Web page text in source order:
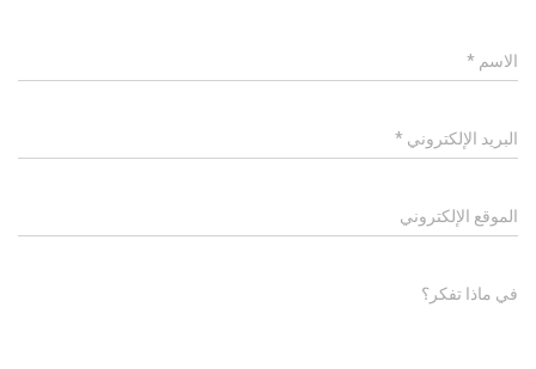
الاسم *
البريد الإلكتروني *
الموقع الإلكتروني
في ماذا تفكر؟